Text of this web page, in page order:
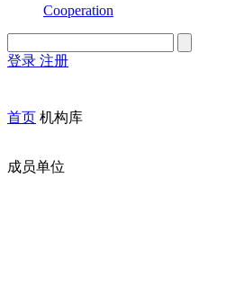
Cooperation
登录 注册
首页 机构库
成员单位